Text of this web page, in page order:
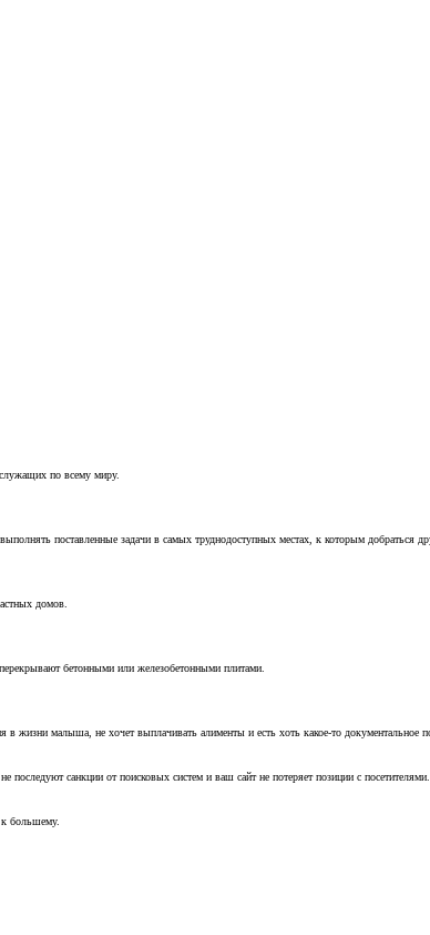
по всему миру.
поставленные задачи в самых труднодоступных местах, к которым добраться
домов.
бетонными или железобетонными плитами.
жизни малыша, не хочет выплачивать алименты и есть хоть какое-то
санкции от поисковых систем и ваш сайт не потеряет позиции с посетителями.
к большему.